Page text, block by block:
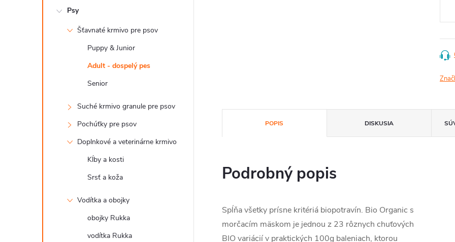
Psy
Šťavnaté krmivo pre psov
Puppy & Junior
Adult - dospelý pes
Senior
Suché krmivo granule pre psov
Pochúťky pre psov
Doplnkové a veterinárne krmivo
Kĺby a kosti
Srsť a koža
Vodítka a obojky
obojky Rukka
vodítka Rukka
POPIS DISKUSIA
Podrobný popis
Spĺňa všetky prísne kritériá biopotravín. Bio Organic s
morčacím mäskom je jednou z 23 rôznych chuťových
BIO variácií v praktických 100g baleniach, ktorou